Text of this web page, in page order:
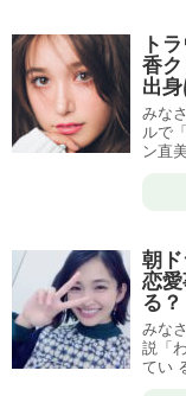
ト
香
出身
みな
ルで
ン直
朝
恋
る？
みな
説「
てい